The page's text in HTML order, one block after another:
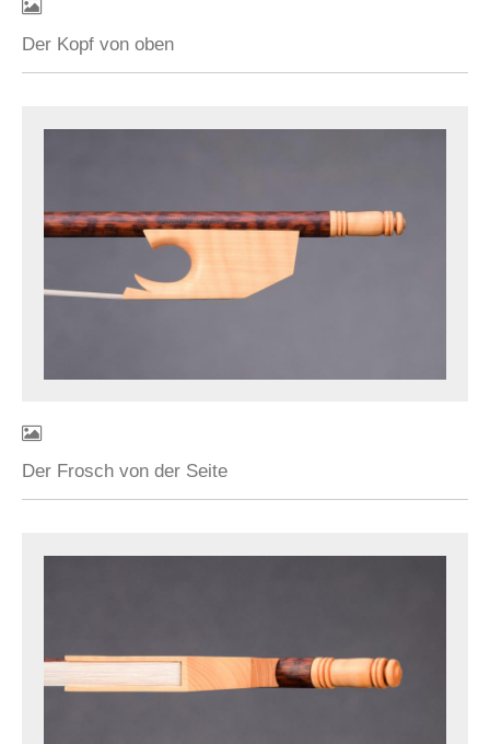
Der Kopf von oben
Der Frosch von der Seite